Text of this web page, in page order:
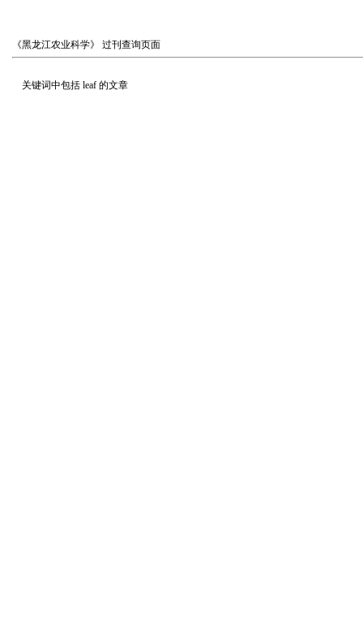
《黑龙江农业科学》 过刊查询页面
关键词中包括 leaf 的文章